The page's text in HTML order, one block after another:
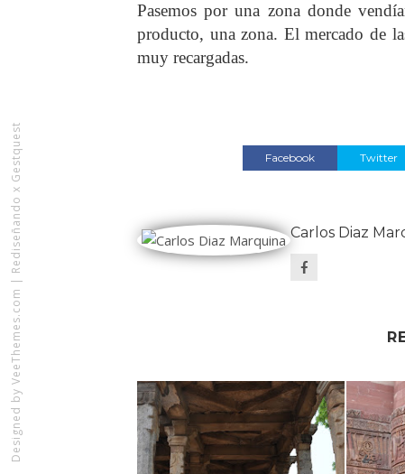
Designed by
VeeThemes.com
|
Rediseñando x Gestquest
Pasemos por una zona donde
producto, una zona. El mercado de
muy recargadas.
Facebook Twitter
Carlos Diaz